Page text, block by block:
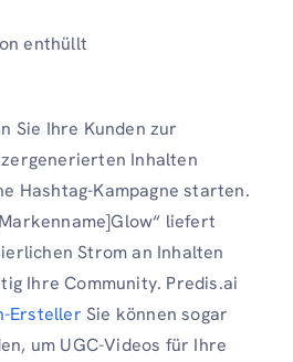
enthüllt
Sie Ihre Kunden zur
Inhalten
Hashtag-Kampagne starten.
liefert
Strom an Inhalten
Ihre Community. Predis.ai
Ersteller Sie können sogar
um UGC-Videos für Ihre